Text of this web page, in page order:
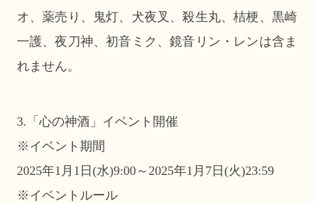
オ、薬売り、鬼灯、犬夜叉、殺生丸、桔梗、黒崎
一護、夜刀神、初音ミク、鏡音リン・レンは含ま
れません。
3.「心の神酒」イベント開催
※イベント期間
2025年1月1日(水)9:00～2025年1月7日(火)23:59
※イベントルール